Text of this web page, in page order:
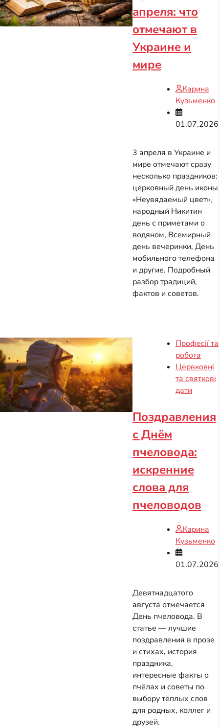
апреля: что
отмечают в
Украине и
мире
Карина
Кузьменко
01.07.2026
3 апреля в Украине и
мире отмечают сразу
несколько праздников:
церковный день иконы
«Неувядаемый цвет»,
народный Никитин
день с приметами о
водяном, Всемирный
день вечеринки, День
мобильного телефона
и другие. Подробный
разбор традиций,
фактов и советов.
Професії та
робота
Цервковні
та святкові
дати
Поздравления
с Днём
пчеловода:
искренние
слова для
пчеловодов
Карина
Кузьменко
01.07.2026
Девятнадцатого
августа отмечается
День пчеловода. В
статье — лучшие
поздравления в прозе
и стихах, история
праздника,
интересные факты о
пчёлах и советы по
выбору тёплых слов
для родных, коллег и
друзей.